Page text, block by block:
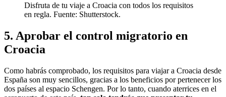
Disfruta de tu viaje a Croacia con todos los requisitos
en regla. Fuente: Shutterstock.
5. Aprobar el control migratorio en
Croacia
Como habrás comprobado, los requisitos para viajar a Croacia desde
España son muy sencillos, gracias a los beneficios por pertenecer los
dos países al espacio Schengen. Por lo tanto, cuando aterrices en el